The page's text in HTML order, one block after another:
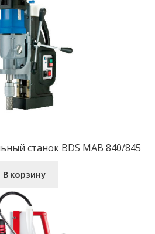
станок BDS MAB 840/845
В корзину